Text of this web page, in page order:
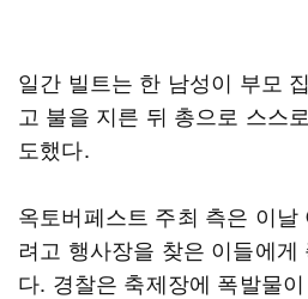
일간 빌트는 한 남성이 부모
고 불을 지른 뒤 총으로 스스
도했다.
옥토버페스트 주최 측은 이날
려고 행사장을 찾은 이들에
다. 경찰은 축제장에 폭발물